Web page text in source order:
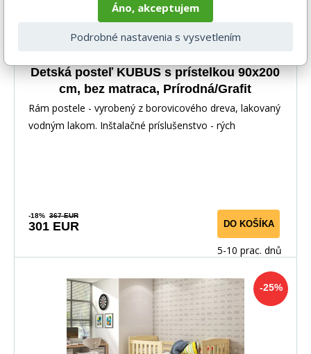
Detská posteľ KUBUS s prístelkou 90x200
cm, bez matraca, Prírodná/Grafit
Rám postele - vyrobený z borovicového dreva, lakovaný
vodným lakom. Inštalačné príslušenstvo - rých
-18% 367 EUR
301 EUR DO KOŠÍKA
5-10 prac. dnů
-25%
Áno, akceptujem
Podrobné nastavenia s vysvetlením